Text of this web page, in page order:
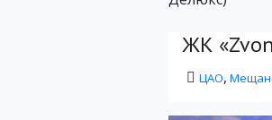
ЖК
ЦАО,